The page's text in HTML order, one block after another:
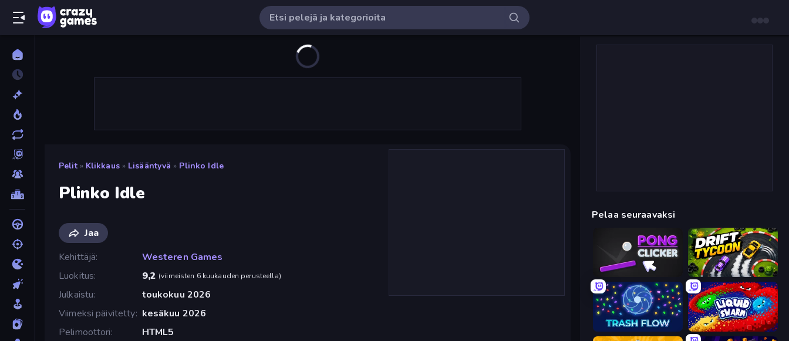
Pelit » Klikkaus » Lisääntyvä » Plinko Idle
Plinko Idle
Jaa
Kehittäjä
Westeren Games
Luokitus
9,2 (viimeisten 6 kuukauden perusteella)
Julkaistu
toukokuu 2026
Viimeksi päivitetty kesäkuu 2026
Pelimoottori
HTML5
Pelaa seuraavaksi
Pong Clicker Drift Tycoon
Trash Flow Liquid Swarm